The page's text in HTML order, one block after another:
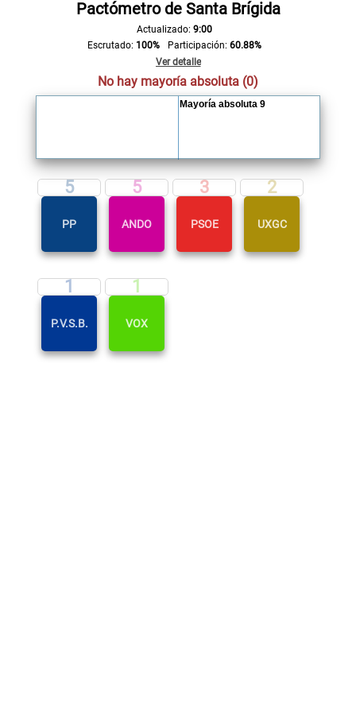
Pactómetro de Santa Brígida
Actualizado: 9:00
Escrutado: 100% Participación: 60.88%
Ver detalle
No hay mayoría absoluta (0)
Mayoría absoluta 9
5
PP
5
ANDO
3
PSOE
2
UXGC
1
P.V.S.B.
1
VOX